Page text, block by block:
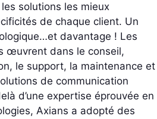
solutions les mieux
de chaque client. Un
davantage ! Les
œuvrent dans le conseil,
le support, la maintenance et
de communication
d’une expertise éprouvée en
Axians a adopté des